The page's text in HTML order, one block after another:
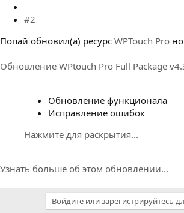
#2
Попай обновил(а) ресурс WPTouch Pro
Обновление WPtouch Pro Full Package
Обновление функционала
Исправление ошибок
Нажмите для раскрытия...
Узнать больше об этом обновлении...
Войдите или зарегистрируйтесь